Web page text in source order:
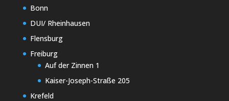
Bonn
DUI/ Rheinhausen
Flensburg
Freiburg
Auf der Zinnen 1
Kaiser-Joseph-Straße 205
Krefeld